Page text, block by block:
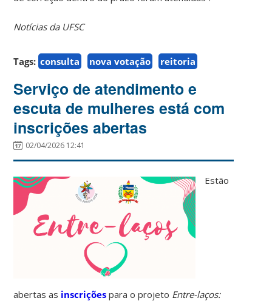
Notícias da UFSC
Tags: consulta nova votação reitoria
Serviço de atendimento e
escuta de mulheres está com
inscrições abertas
02/04/2026 12:41
Estão
abertas as inscrições para o projeto Entre-laços: